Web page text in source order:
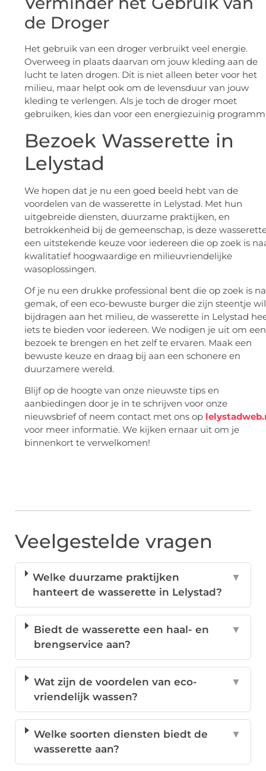
de Droger
Het gebruik van een droger verbruikt veel energie.
Overweeg in plaats daarvan om jouw kleding aan de
lucht te laten drogen. Dit is niet alleen beter voor het
milieu, maar helpt ook om de levensduur van jouw
kleding te verlengen. Als je toch de droger moet
gebruiken, kies dan voor een energiezuinig
Bezoek Wasserette in
Lelystad
We hopen dat je nu een goed beeld hebt van de
voordelen van de wasserette in Lelystad. Met hun
uitgebreide diensten, duurzame praktijken, en
betrokkenheid bij de gemeenschap, is deze
een uitstekende keuze voor iedereen die op zoek is
kwalitatief hoogwaardige en milieuvriendelijke
wasoplossingen.
Of je nu een drukke professional bent die op zoek is
gemak, of een eco-bewuste burger die zijn steentje wil
bijdragen aan het milieu, de wasserette in Lelystad
iets te bieden voor iedereen. We nodigen je uit om een
bezoek te brengen en het zelf te ervaren. Maak een
bewuste keuze en draag bij aan een schonere en
duurzamere wereld.
Blijf op de hoogte van onze nieuwste tips en
aanbiedingen door je in te schrijven voor onze
nieuwsbrief of neem contact met ons op
voor meer informatie. We kijken ernaar uit om je
binnenkort te verwelkomen!
Veelgestelde vragen
Welke duurzame praktijken
hanteert de wasserette in Lelystad?
▼
Biedt de wasserette een haal- en
brengservice aan?
▼
Wat zijn de voordelen van eco-
vriendelijk wassen?
▼
Welke soorten diensten biedt de
wasserette aan?
▼